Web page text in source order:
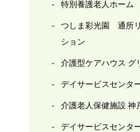
特別養護老人ホーム
つしま彩光園 通所
ション
介護型ケアハウス グ
デイサービスセンタ
介護老人保健施設 神
デイサービスセンタ